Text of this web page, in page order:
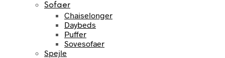
Sofaer
Chaiselonger
Daybeds
Puffer
Sovesofaer
Spejle